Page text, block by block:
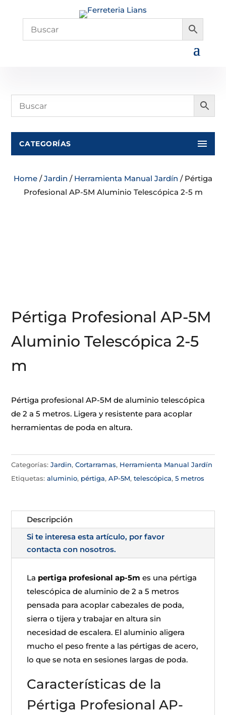
CATEGORÍAS
Home /Jardin / Herramienta Manual Jardín / Pértiga
Profesional AP-5M Aluminio Telescópica 2-5 m
Pértiga Profesional AP-5M
Aluminio Telescópica 2-5
m
Pértiga profesional AP-5M de aluminio telescópica
de 2 a 5 metros. Ligera y resistente para acoplar
herramientas de poda en altura.
Categorías:Jardin,Cortarramas, Herramienta Manual Jardín
Etiquetas:aluminio, pértiga,AP-5M,telescópica,5 metros
Descripción
Si te interesa esta artículo, por favor
contacta con nosotros.
La pertiga profesional ap-5m es una pértiga
telescópica de aluminio de 2 a 5 metros
pensada para acoplar cabezales de poda,
sierra o tijera y trabajar en altura sin
necesidad de escalera. El aluminio aligera
mucho el peso frente a las pértigas de acero,
lo que se nota en sesiones largas de poda.
Características de la
Pértiga Profesional AP-